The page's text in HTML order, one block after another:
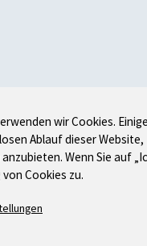
wir Cookies.
Ablauf dieser Website,
Wenn Sie auf
Cookies zu.